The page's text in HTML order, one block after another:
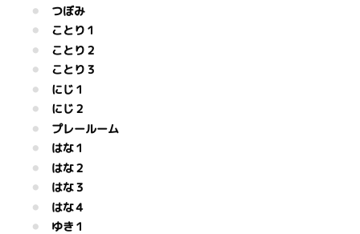
つぼみ
ことり１
ことり２
ことり３
にじ１
にじ２
プレールーム
はな１
はな２
はな３
はな４
ゆき１